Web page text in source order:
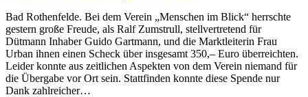
Bad Rothenfelde. Bei dem Verein „Menschen im Blick“ herrschte
gestern große Freude, als Ralf Zumstrull, stellvertretend für
Dütmann Inhaber Guido Gartmann, und die Marktleiterin Frau
Urban ihnen einen Scheck über insgesamt 350,– Euro überreichten.
Leider konnte aus zeitlichen Aspekten von dem Verein niemand für
die Übergabe vor Ort sein. Stattfinden konnte diese Spende nur
Dank zahlreicher…